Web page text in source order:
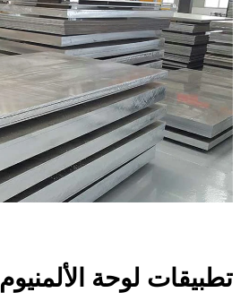
تطبيقات لوحة الألمنيوم Chalco 7150